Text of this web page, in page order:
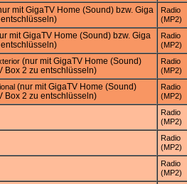
mit GigaTV Home (Sound) bzw. Giga
Radio
(MP2)
mit GigaTV Home (Sound) bzw. Giga
Radio
(MP2)
(nur mit GigaTV Home (Sound)
Box 2 zu entschlüsseln)
Radio
(MP2)
(nur mit GigaTV Home (Sound)
Box 2 zu entschlüsseln)
Radio
(MP2)
Radio
(MP2)
Radio
(MP2)
Radio
(MP2)